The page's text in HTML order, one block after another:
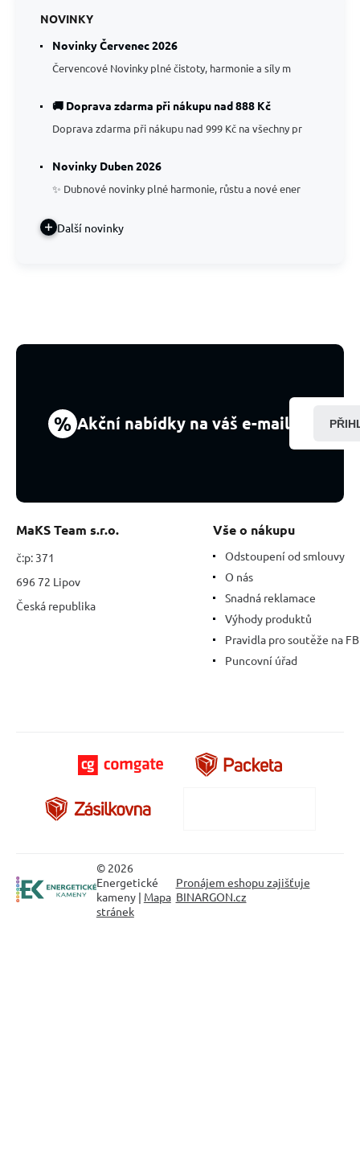
NOVINKY
Novinky Červenec 2026
Červencové Novinky plné čistoty, harmonie a síly m
🚚 Doprava zdarma při nákupu nad 888 Kč
Doprava zdarma při nákupu nad 999 Kč na všechny pr
Novinky Duben 2026
✨ Dubnové novinky plné harmonie, růstu a nové ener
Další novinky
% Akční nabídky na váš e-mail
MaKS Team s.r.o.
č:p: 371
696 72 Lipov
Česká republika
Vše o nákupu
Odstoupení od smlouvy
O nás
Snadná reklamace
Výhody produktů
Pravidla pro soutěže na FB
Puncovní úřad
© 2026
Energetické
kameny | Mapa
stránek
Pronájem eshopu zajišťuje
BINARGON.cz